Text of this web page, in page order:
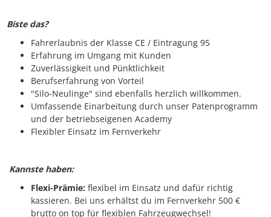
Biste das?
Fahrerlaubnis der Klasse CE / Eintragung 95
Erfahrung im Umgang mit Kunden
Zuverlässigkeit und Pünktlichkeit
Berufserfahrung von Vorteil
"Silo-Neulinge" sind ebenfalls herzlich willkommen.
Umfassende Einarbeitung durch unser Patenprogramm
und der betriebseigenen Academy
Flexibler Einsatz im Fernverkehr
Kannste haben:
Flexi-Prämie: flexibel im Einsatz und dafür richtig
kassieren. Bei uns erhältst du im Fernverkehr 500 €
brutto on top für flexiblen Fahrzeugwechsel!